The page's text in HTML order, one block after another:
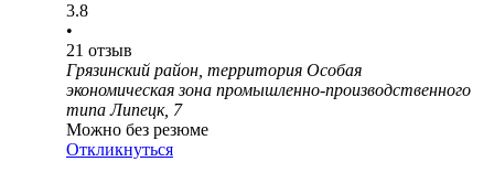
3.8
•
21 отзыв
Грязинский район, территория Особая
экономическая зона промышленно-производственного
типа Липецк, 7
Можно без резюме
Откликнуться